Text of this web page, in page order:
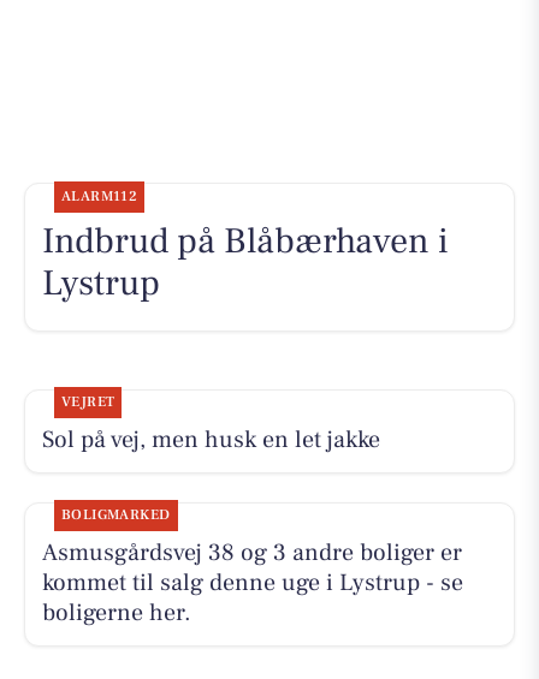
ALARM112
Indbrud på Blåbærhaven i
Lystrup
VEJRET
Sol på vej, men husk en let jakke
BOLIGMARKED
Asmusgårdsvej 38 og 3 andre boliger er
kommet til salg denne uge i Lystrup - se
boligerne her.